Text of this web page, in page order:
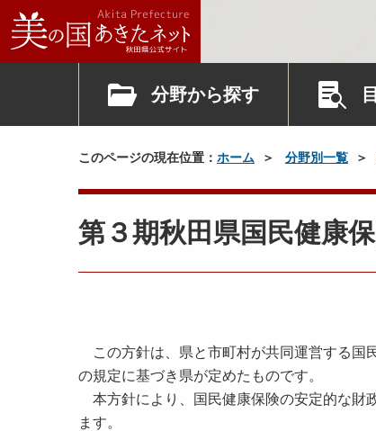
分野から探す
このページの現在位置： ホーム 分野別一覧
第３期秋田県国民健康
この方針は、県と市町村が共同運営する国
の規定に基づき県が定めたものです。
本方針により、国民健康保険の安定的な財
ます。